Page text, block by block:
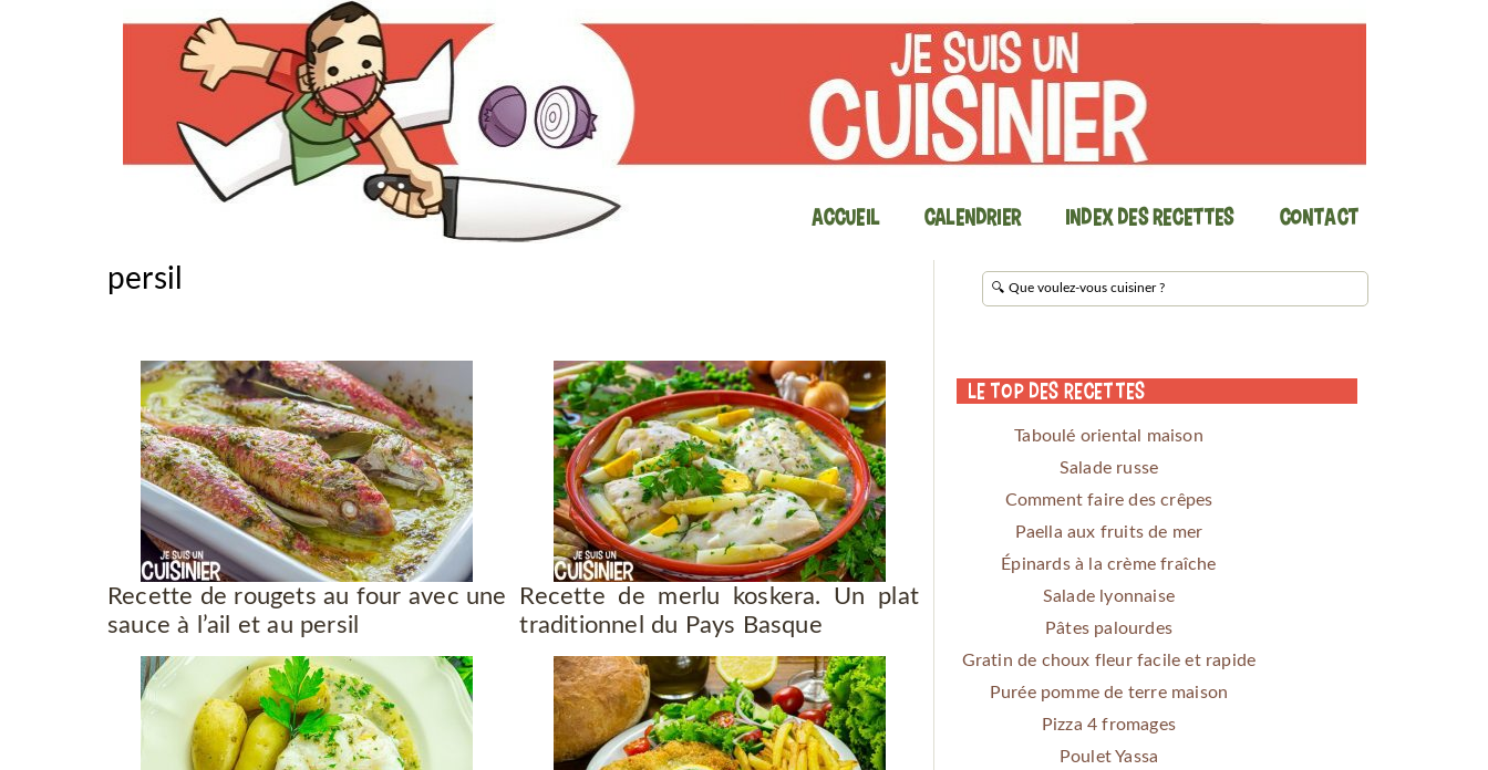
Accueil Calendrier Index des recettes Contact
persil
Recette de rougets au four avec une
sauce à l’ail et au persil
Recette de merlu koskera. Un plat
traditionnel du Pays Basque
Le Top des Recettes
Taboulé oriental maison
Salade russe
Comment faire des crêpes
Paella aux fruits de mer
Épinards à la crème fraîche
Salade lyonnaise
Pâtes palourdes
Gratin de choux fleur facile et rapide
Purée pomme de terre maison
Pizza 4 fromages
Poulet Yassa